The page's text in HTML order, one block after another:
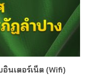
นเตอร์เน็ต (Wifi)